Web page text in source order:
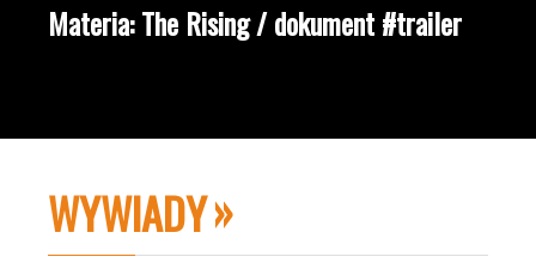
Materia: The Rising / dokument #trailer
WYWIADY